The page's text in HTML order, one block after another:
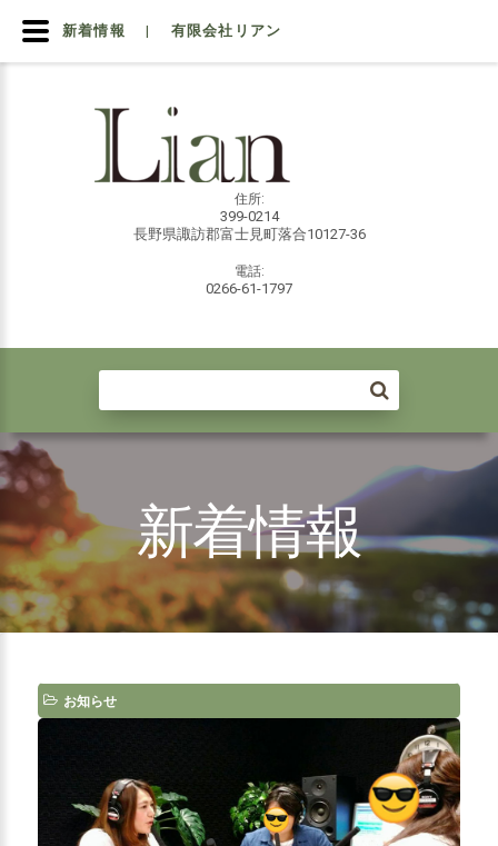
住所:
399-0214
長野県諏訪郡富士見町落合10127-36
電話:
0266-61-1797
新着情報
お知らせ
新着情報 | 有限会社リアン